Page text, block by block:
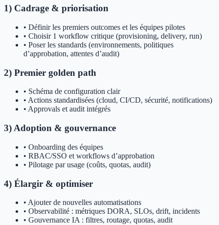
1) Cadrage & priorisation
• Définir les premiers outcomes et les équipes pilotes
• Choisir 1 workflow critique (provisioning, delivery, run)
• Poser les standards (environnements, politiques
d’approbation, attentes d’audit)
2) Premier golden path
• Schéma de configuration clair
• Actions standardisées (cloud, CI/CD, sécurité, notifications)
• Approvals et audit intégrés
3) Adoption & gouvernance
• Onboarding des équipes
• RBAC/SSO et workflows d’approbation
• Pilotage par usage (coûts, quotas, audit)
4) Élargir & optimiser
• Ajouter de nouvelles automatisations
• Observabilité : métriques DORA, SLOs, drift, incidents
• Gouvernance IA : filtres, routage, quotas, audit